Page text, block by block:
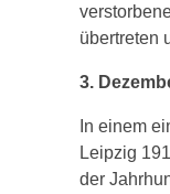
übertreten
3.
In einem
Leipzig
der